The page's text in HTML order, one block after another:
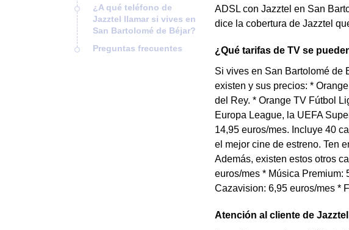
¿A qué teléfono de
Jazztel llamar si vives en
San Bartolomé de Béjar?
Preguntas frecuentes
ADSL con Jazztel en San
dice la cobertura de Jazztel
¿Qué tarifas de TV se
Si vives en San Bartolomé de
existen y sus precios: *
del Rey. * Orange TV Fútbol
Europa League, la UEFA
14,95 euros/mes. Incluye 40
el mejor cine de estreno. Ten
Además, existen estos otros
euros/mes * Música Premium:
Cazavision: 6,95 euros/mes *
Atención al cliente de